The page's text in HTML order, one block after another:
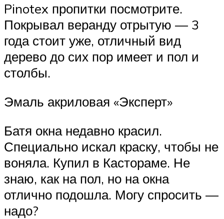
Pinotex пропитки посмотрите.
Покрывал веранду отрытую — 3
года стоит уже, отличный вид
дерево до сих пор имеет и пол и
столбы.
Эмаль акриловая «Эксперт»
Батя окна недавно красил.
Специально искал краску, чтобы не
воняла. Купил в Кастораме. Не
знаю, как на пол, но на окна
отлично подошла. Могу спросить —
надо?